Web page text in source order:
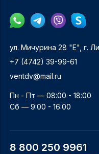
ул. Мичурина 28 "Е", г.
+7 (4742) 39-99-61
ventdv@mail.ru
Пн - Пт — 08:00 - 18:00
Сб — 9:00 - 16:00
8 800 250 9961